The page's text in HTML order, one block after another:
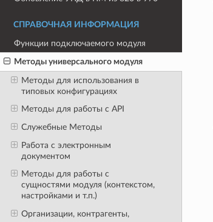
СПРАВОЧНАЯ ИНФОРМАЦИЯ
Функции подключаемого модуля
Методы универсального модуля
Методы для использования в
типовых конфигурациях
Методы для работы с API
Служебные Методы
Работа с электронным
документом
Методы для работы с
сущностями модуля (контекстом,
настройками и т.п.)
Организации, контрагенты,